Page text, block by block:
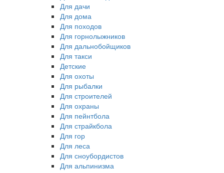
Для дачи
Для дома
Для походов
Для горнолыжников
Для дальнобойщиков
Для такси
Детские
Для охоты
Для рыбалки
Для строителей
Для охраны
Для пейнтбола
Для страйкбола
Для гор
Для леса
Для сноубордистов
Для альпинизма